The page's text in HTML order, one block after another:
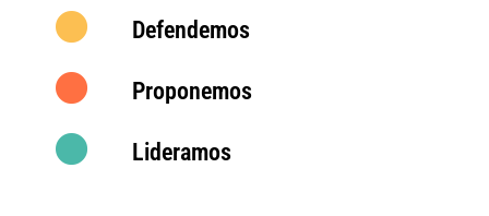
Defendemos
Proponemos
Lideramos